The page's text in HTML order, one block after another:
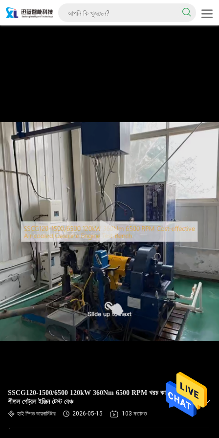
SSCG120-1500/6500 120kW 360Nm 6500 RPM খরচ কার্যকর বায়ু
শীতল পেট্রল ইঞ্জিন টেস্ট বেঞ্চ
হাই স্পিড ডায়নামিটার 2026-05-15 103 মতামত